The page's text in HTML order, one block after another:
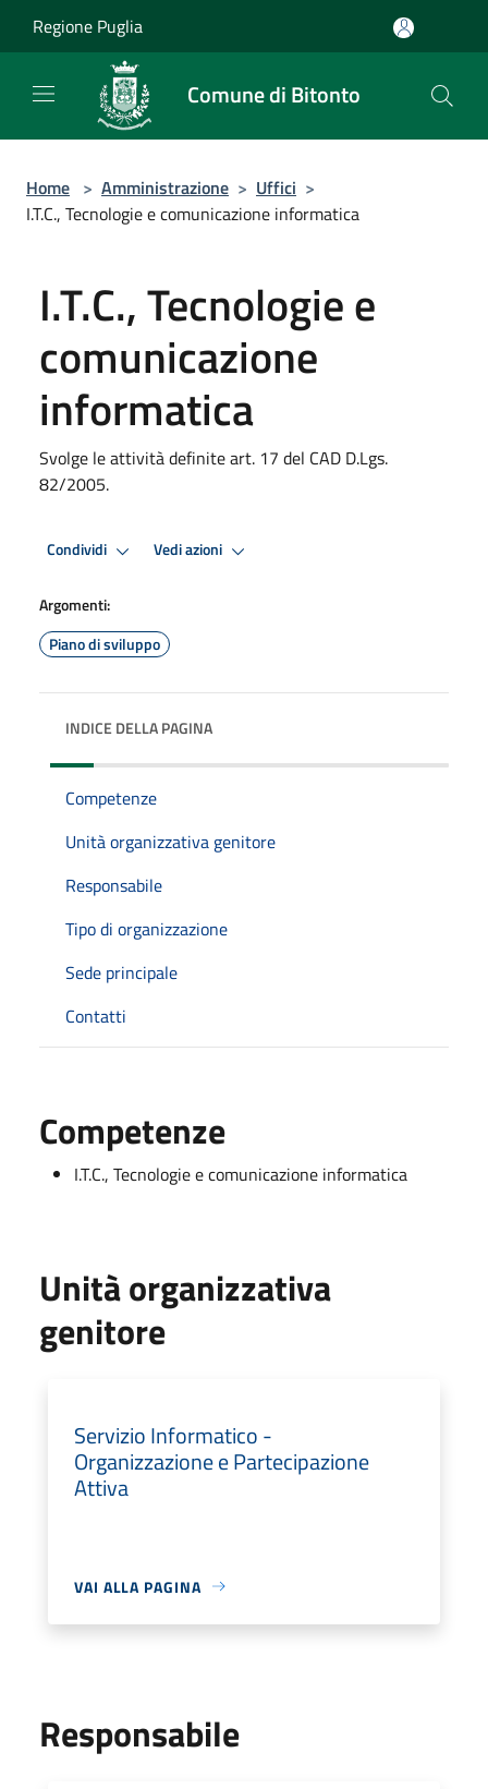
Regione Puglia
Comune di Bitonto
Home > Amministrazione > Uffici >
I.T.C., Tecnologie e comunicazione informatica
I.T.C., Tecnologie e
comunicazione
informatica
Svolge le attività definite art. 17 del CAD D.Lgs.
82/2005.
Condividi Vedi azioni
Argomenti:
Piano di sviluppo
INDICE DELLA PAGINA
Competenze
Unità organizzativa genitore
Responsabile
Tipo di organizzazione
Sede principale
Contatti
Competenze
I.T.C., Tecnologie e comunicazione informatica
Unità organizzativa
genitore
Servizio Informatico -
Organizzazione e Partecipazione
Attiva
VAI ALLA PAGINA
Responsabile